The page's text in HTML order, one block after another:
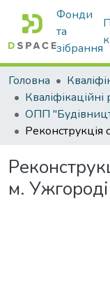
Фонди
та
зібрання
Головна
м. Ужгороді